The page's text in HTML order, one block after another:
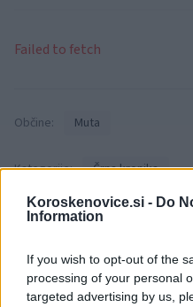
Koroskenovice.si - Do
Information
If you wish to opt-out of the
processing of your personal
targeted advertising by us,
Failed to fetch
Občine: Muta
Kategorije: Črna kronika
Ključne besede: